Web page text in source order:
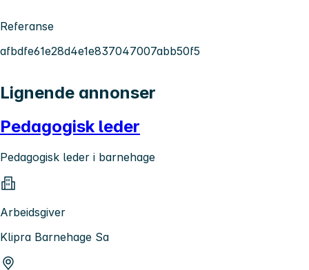
Referanse
afbdfe61e28d4e1e837047007abb50f5
Lignende annonser
Pedagogisk leder
Pedagogisk leder i barnehage
Arbeidsgiver
Klipra Barnehage Sa